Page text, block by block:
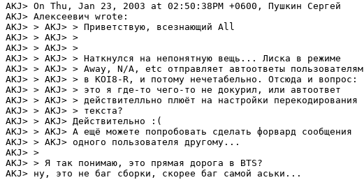
AKJ> On Thu, Jan 23, 2003 at 02:50:38PM +0600, Пушкин Сергей
AKJ> Алексеевич wrote:
AKJ> > AKJ> > Приветствую, всезнающий All
AKJ> > AKJ> >
AKJ> > AKJ> >
AKJ> > AKJ> > Наткнулся на непонятную вещь... Лиска в режиме
AKJ> > AKJ> > Away, N/A, etc отправляет автоответы пользователям
AKJ> > AKJ> > в KOI8-R, и потому нечетабельно. Отсюда и вопрос:
AKJ> > AKJ> > это я где-то чего-то не докурил, или автоответ
AKJ> > AKJ> > действителльно плюёт на настройки перекодирования
AKJ> > AKJ> > текста?
AKJ> > AKJ> Действительно :(
AKJ> > AKJ> А ещё можете попробовать сделать форвард сообщения
AKJ> > AKJ> одного пользователя другому...
AKJ> >
AKJ> > Я так понимаю, это прямая дорога в BTS?
AKJ> ну, это не баг сборки, скорее баг самой аськи...